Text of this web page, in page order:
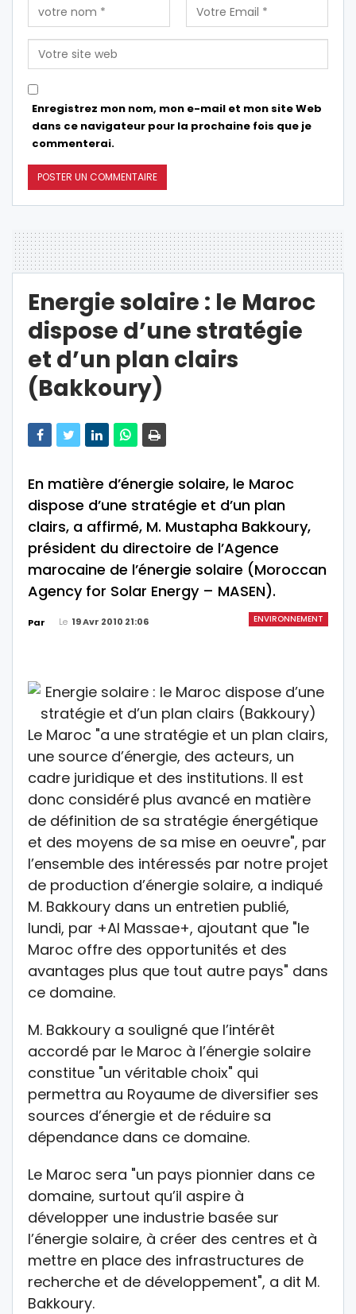
Enregistrez mon nom, mon e-mail et mon site Web
dans ce navigateur pour la prochaine fois que je
commenterai.
Energie solaire : le Maroc
dispose d’une stratégie
et d’un plan clairs
(Bakkoury)
En matière d’énergie solaire, le Maroc
dispose d’une stratégie et d’un plan
clairs, a affirmé, M. Mustapha Bakkoury,
président du directoire de l’Agence
marocaine de l’énergie solaire (Moroccan
Agency for Solar Energy – MASEN).
ENVIRONNEMENT
Par Le 19 Avr 2010 21:06
Le Maroc "a une stratégie et un plan clairs,
une source d’énergie, des acteurs, un
cadre juridique et des institutions. Il est
donc considéré plus avancé en matière
de définition de sa stratégie énergétique
et des moyens de sa mise en oeuvre", par
l’ensemble des intéressés par notre projet
de production d’énergie solaire, a indiqué
M. Bakkoury dans un entretien publié,
lundi, par +Al Massae+, ajoutant que "le
Maroc offre des opportunités et des
avantages plus que tout autre pays" dans
ce domaine.
M. Bakkoury a souligné que l’intérêt
accordé par le Maroc à l’énergie solaire
constitue "un véritable choix" qui
permettra au Royaume de diversifier ses
sources d’énergie et de réduire sa
dépendance dans ce domaine.
Le Maroc sera "un pays pionnier dans ce
domaine, surtout qu’il aspire à
développer une industrie basée sur
l’énergie solaire, à créer des centres et à
mettre en place des infrastructures de
recherche et de développement", a dit M.
Bakkoury.